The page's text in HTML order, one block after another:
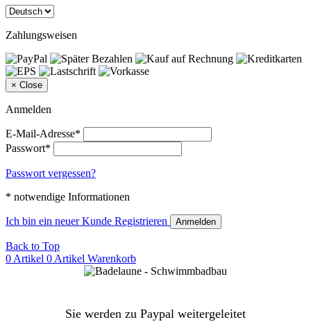
Zahlungsweisen
× Close
Anmelden
E-Mail-Adresse*
Passwort*
Passwort vergessen?
* notwendige Informationen
Ich bin ein neuer Kunde Registrieren Anmelden
Back to Top
0 Artikel 0 Artikel Warenkorb
Sie werden zu Paypal weitergeleitet